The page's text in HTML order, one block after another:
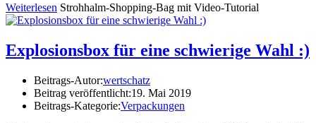
Weiterlesen Strohhalm-Shopping-Bag mit Video-Tutorial
Explosionsbox für eine schwierige Wahl :)
Beitrags-Autor:wertschatz
Beitrag veröffentlicht:19. Mai 2019
Beitrags-Kategorie:Verpackungen